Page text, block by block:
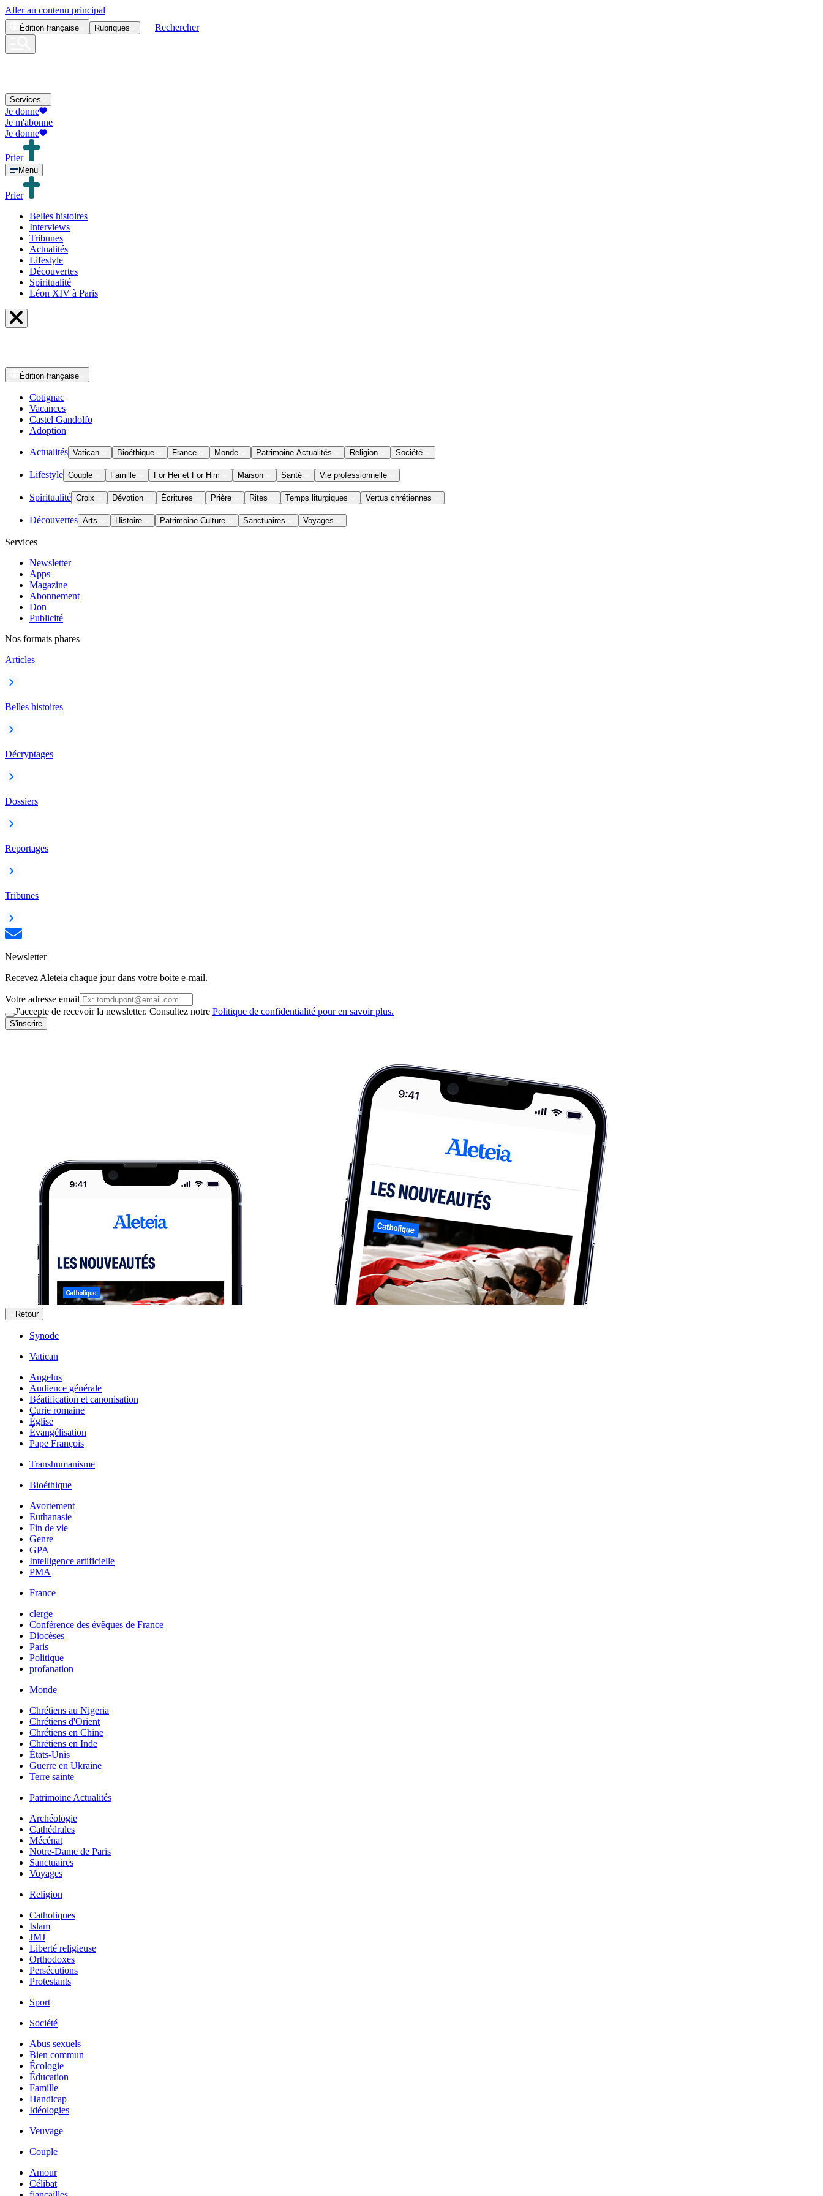
Aller au contenu principal
Édition française Rubriques Rechercher
Services
Je donne
Je m'abonne
Je donne
Prier
Menu
Prier
Belles histoires
Interviews
Tribunes
Actualités
Lifestyle
Découvertes
Spiritualité
Léon XIV à Paris
Édition française
Cotignac
Vacances
Castel Gandolfo
Adoption
Actualités Vatican Bioéthique France Monde Patrimoine Actualités Religion Société
Lifestyle Couple Famille For Her et For Him Maison Santé Vie professionnelle
Spiritualité Croix Dévotion Écritures Prière Rites Temps liturgiques Vertus chrétiennes
Découvertes Arts Histoire Patrimoine Culture Sanctuaires Voyages
Services
Newsletter
Apps
Magazine
Abonnement
Don
Publicité
Nos formats phares
Articles
Belles histoires
Décryptages
Dossiers
Reportages
Tribunes
Newsletter
Recevez Aleteia chaque jour dans votre boite e-mail.
Votre adresse email
J'accepte de recevoir la newsletter. Consultez notre Politique de confidentialité pour en savoir plus.
S'inscrire
Retour
Synode
Vatican
Angelus
Audience générale
Béatification et canonisation
Curie romaine
Église
Évangélisation
Pape François
Transhumanisme
Bioéthique
Avortement
Euthanasie
Fin de vie
Genre
GPA
Intelligence artificielle
PMA
France
clerge
Conférence des évêques de France
Diocèses
Paris
Politique
profanation
Monde
Chrétiens au Nigeria
Chrétiens d'Orient
Chrétiens en Chine
Chrétiens en Inde
États-Unis
Guerre en Ukraine
Terre sainte
Patrimoine Actualités
Archéologie
Cathédrales
Mécénat
Notre-Dame de Paris
Sanctuaires
Voyages
Religion
Catholiques
Islam
JMJ
Liberté religieuse
Orthodoxes
Persécutions
Protestants
Sport
Société
Abus sexuels
Bien commun
Écologie
Éducation
Famille
Handicap
Idéologies
Veuvage
Couple
Amour
Célibat